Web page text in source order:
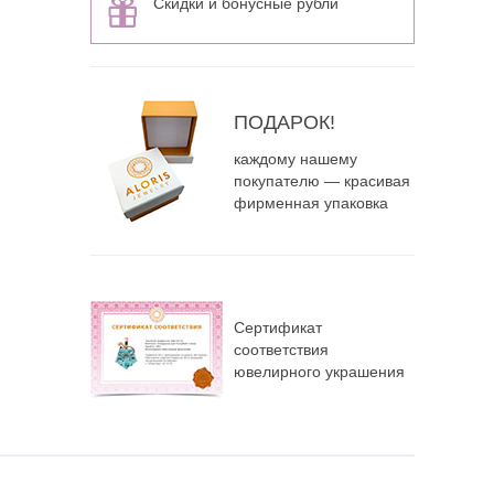
ПОДАРОК!
каждому нашему
покупателю — красивая
фирменная упаковка
Сертификат
соответствия
ювелирного украшения